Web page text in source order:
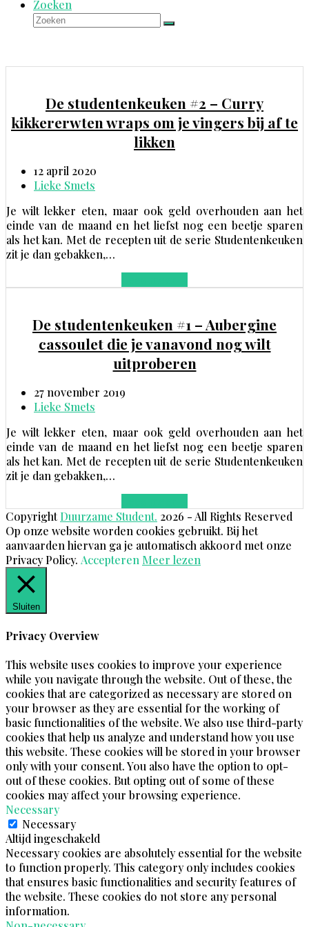
Zoeken
Zoeken
Verzenden
De studentenkeuken #2 – Curry
kikkererwten wraps om je vingers bij af te
likken
12 april 2020
Lieke Smets
Je wilt lekker eten, maar ook geld overhouden aan het
einde van de maand en het liefst nog een beetje sparen
als het kan. Met de recepten uit de serie Studentenkeuken
zit je dan gebakken,…
De studentenkeuken #1 – Aubergine
cassoulet die je vanavond nog wilt
uitproberen
27 november 2019
Lieke Smets
Je wilt lekker eten, maar ook geld overhouden aan het
einde van de maand en het liefst nog een beetje sparen
als het kan. Met de recepten uit de serie Studentenkeuken
zit je dan gebakken,…
CopyrightDuurzame Student. 2026 - All Rights Reserved
Op onze website worden cookies gebruikt. Bij het
aanvaarden hiervan ga je automatisch akkoord met onze
Privacy Policy. Accepteren Meer lezen
Sluiten
Privacy Overview
This website uses cookies to improve your experience
while you navigate through the website. Out of these, the
cookies that are categorized as necessary are stored on
your browser as they are essential for the working of
basic functionalities of the website. We also use third-party
cookies that help us analyze and understand how you use
this website. These cookies will be stored in your browser
only with your consent. You also have the option to opt-
out of these cookies. But opting out of some of these
cookies may affect your browsing experience.
Necessary
Necessary
Altijd ingeschakeld
Necessary cookies are absolutely essential for the website
to function properly. This category only includes cookies
that ensures basic functionalities and security features of
the website. These cookies do not store any personal
information.